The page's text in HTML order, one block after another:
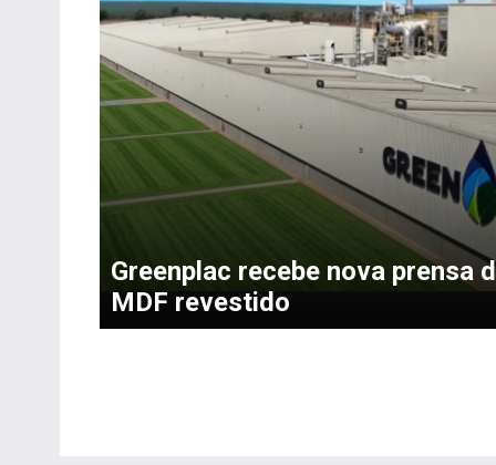
Greenplac recebe nova prensa
MDF revestido